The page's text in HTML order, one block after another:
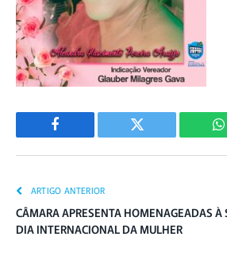
Facebook Twitter
ARTIGO ANTERIOR
CÂMARA APRESENTA HOMENAGEADAS
DIA INTERNACIONAL DA MULHER